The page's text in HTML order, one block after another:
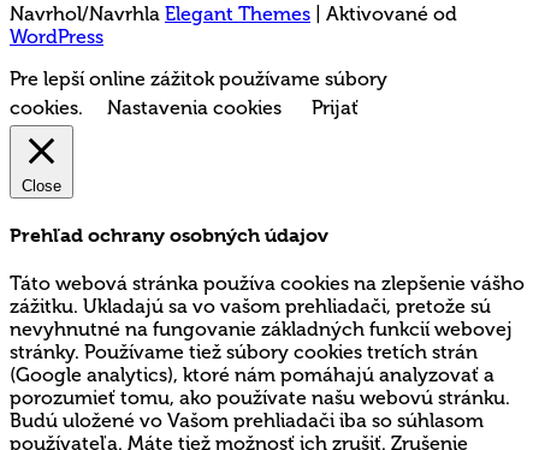
Navrhol/Navrhla Elegant Themes | Aktivované od
WordPress
Pre lepší online zážitok používame súbory
cookies.
Nastavenia cookies Prijať
Close
Prehľad ochrany osobných údajov
Táto webová stránka používa cookies na zlepšenie vášho
zážitku. Ukladajú sa vo vašom prehliadači, pretože sú
nevyhnutné na fungovanie základných funkcií webovej
stránky. Používame tiež súbory cookies tretích strán
(Google analytics), ktoré nám pomáhajú analyzovať a
porozumieť tomu, ako používate našu webovú stránku.
Budú uložené vo Vašom prehliadači iba so súhlasom
používateľa. Máte tiež možnosť ich zrušiť. Zrušenie